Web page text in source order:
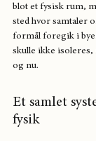
blot et fysisk rum,
sted hvor samtaler
formål foregik i
skulle ikke isoleres,
og nu.
Et samlet
fysik